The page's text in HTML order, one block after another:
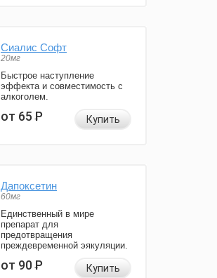
Сиалис Софт
20мг
Быстрое наступление
эффекта и совместимость с
алкоголем.
от 65Р Купить
Дапоксетин
60мг
Единственный в мире
препарат для
предотвращения
преждевременной эякуляции.
от 90Р Купить